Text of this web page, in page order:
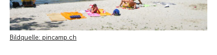
Bildquelle: pincamp.ch